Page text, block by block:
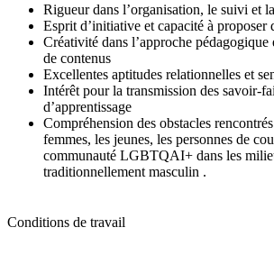
Rigueur dans l’organisation, le suivi et
Esprit d’initiative et capacité à proposer
Créativité dans l’approche
de contenus
Excellentes aptitudes relationnelles et
Intérêt pour la transmission des savoir-
d’apprentissage
Compréhension des obstacles
femmes, les jeunes, les personnes de
communauté LGBTQAI+ dans les
traditionnellement masculin .
Conditions de travail